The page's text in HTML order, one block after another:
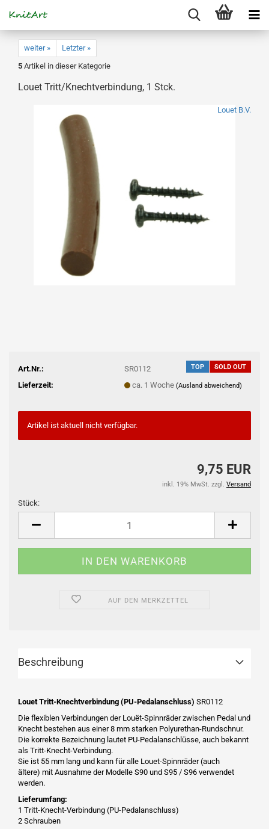
weiter »
Letzter »
5 Artikel in dieser Kategorie
Louet Tritt/Knechtverbindung, 1 Stck.
Louet B.V.
TOP SOLD OUT
Art.Nr.:
SR0112
Lieferzeit:
ca. 1 Woche (Ausland abweichend)
Artikel ist aktuell nicht verfügbar.
9,75 EUR
inkl. 19% MwSt. zzgl. Versand
Stück:
AUF DEN MERKZETTEL
Beschreibung
Louet Tritt-Knechtverbindung (PU-Pedalanschluss) SR0112
Die flexiblen Verbindungen der Louët-Spinnräder zwischen Pedal und
Knecht bestehen aus einer 8 mm starken Polyurethan-Rundschnur.
Die korrekte Bezeichnung lautet PU-Pedalanschlüsse, auch bekannt
als Tritt-Knecht-Verbindung.
Sie ist 55 mm lang und kann für alle Louet-Spinnräder (auch
ältere) mit Ausnahme der Modelle S90 und S95 / S96 verwendet
werden.
Lieferumfang:
1 Tritt-Knecht-Verbindung (PU-Pedalanschluss)
2 Schrauben